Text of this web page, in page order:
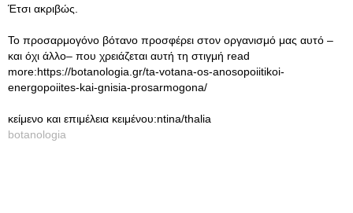
Έτσι ακριβώς.
Το προσαρμογόνο βότανο προσφέρει στον οργανισμό μας αυτό –
και όχι άλλο– που χρειάζεται αυτή τη στιγμή read
more:https://botanologia.gr/ta-votana-os-anosopoiitikoi-
energopoiites-kai-gnisia-prosarmogona/
κείμενο και επιμέλεια κειμένου:ntina/thalia
botanologia